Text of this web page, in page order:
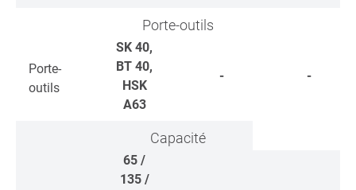
Porte-outils
Porte-
outils
SK 40,
BT 40,
HSK
A63
- -
Capacité
65 /
135 /